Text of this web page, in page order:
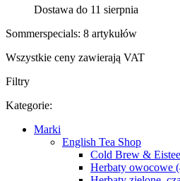
Dostawa do 11 sierpnia
Sommerspecials: 8 artykułów
Wszystkie ceny zawierają VAT
Filtry
Kategorie:
Marki
English Tea Shop
Cold Brew &
Herbaty owocowe